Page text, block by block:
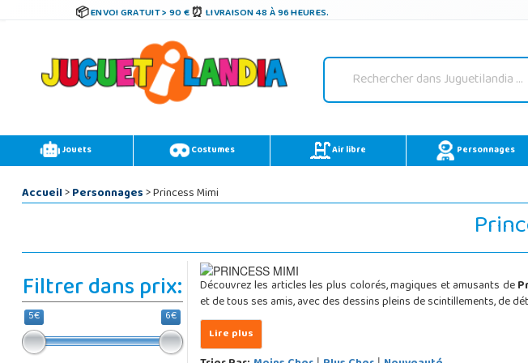
ENVOI GRATUIT > 90 € LIVRAISON 48 À 96 HEURES.
Jouets Costumes Air libre Personnages
Accueil>Personnages> Princess Mimi
Filtrer dans prix:
5€ 6€
Découvrez les articles les plus colorés, magiques et amusants de
et de tous ses amis, avec des dessins pleins de scintillements, de